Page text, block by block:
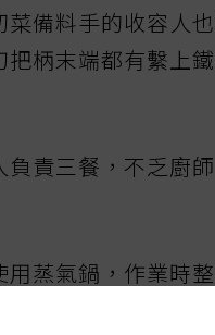
備料手的收容人
柄末端都有繫上
責三餐，不乏廚
蒸氣鍋，作業時
上防噪耳罩護聽力